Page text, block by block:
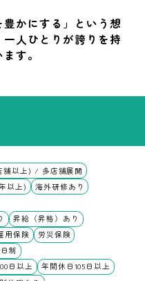
豊かにする」という想
人ひとりが誇りを持
す。
舗以上) / 多店舗展開
以上)
海外研修あり
昇給（昇格）あり
用保険
労災保険
制
日以上
年間休日105日以上